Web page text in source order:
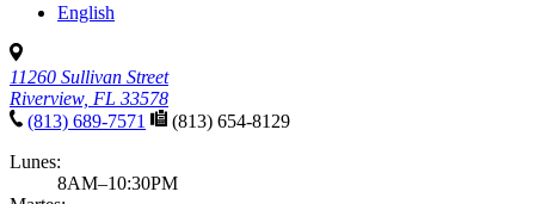
English
11260 Sullivan Street
Riverview, FL 33578
(813) 689-7571
(813) 654-8129
Lunes:
8AM–10:30PM